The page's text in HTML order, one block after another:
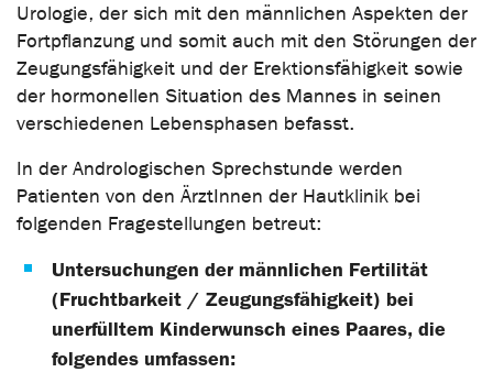
Urologie, der sich mit den männlichen Aspekten der
Fortpflanzung und somit auch mit den Störungen der
Zeugungsfähigkeit und der Erektionsfähigkeit sowie
der hormonellen Situation des Mannes in seinen
verschiedenen Lebensphasen befasst.
In der Andrologischen Sprechstunde werden
Patienten von den ÄrztInnen der Hautklinik bei
folgenden Fragestellungen betreut:
Untersuchungen der männlichen Fertilität
(Fruchtbarkeit / Zeugungsfähigkeit) bei
unerfülltem Kinderwunsch eines Paares, die
folgendes umfassen: